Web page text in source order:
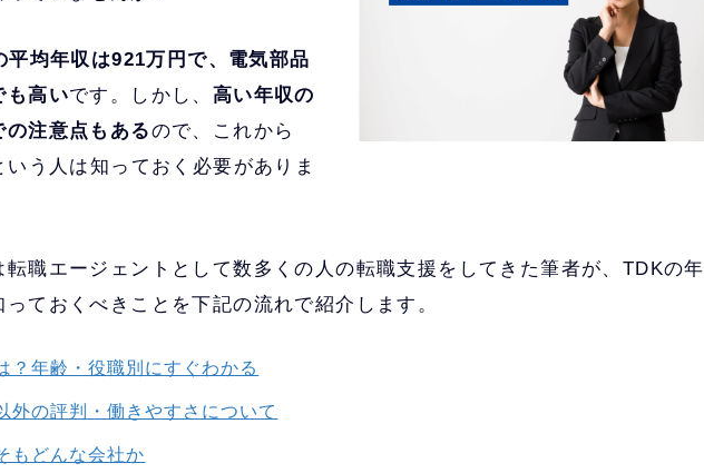
平均年収は921万円で、電気部品
も高いです。しかし、 高い年収の
注意点もあるので、これから
う人は知っておく必要がありま
転職エージェントとして数多くの人の転職支援をしてきた筆者が、TDKの年
ておくべきことを下記の流れで紹介します。
？年齢・役職別にすぐわかる
外の評判・働きやすさについて
もどんな会社か